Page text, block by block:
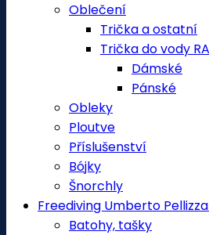
Oblečení
Trička a ostatní
Trička do vody
Dámské
Pánské
Obleky
Ploutve
Příslušenství
Bójky
Šnorchly
Freediving Umberto
Batohy, tašky